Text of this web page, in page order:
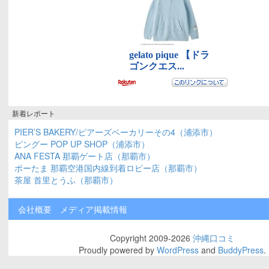
新着レポート
PIER’S BAKERY/ピアーズベーカリーその4（浦添市）
ピングー POP UP SHOP（浦添市）
ANA FESTA 那覇ゲート店（那覇市）
ポーたま 那覇空港国内線到着ロビー店（那覇市）
茶屋 首里とうふ（那覇市）
会社概要 メディア掲載情報
Copyright 2009-2026 沖縄口コミ
Proudly powered by WordPressand BuddyPress.